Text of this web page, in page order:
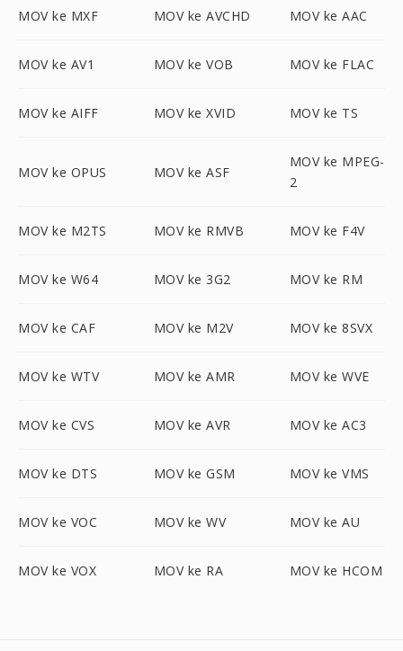
MOV ke MXF MOV ke AVCHD MOV ke AAC
MOV ke AV1 MOV ke VOB MOV ke FLAC
MOV ke AIFF MOV ke XVID MOV ke TS
MOV ke OPUS MOV ke ASF
MOV ke MPEG-
2
MOV ke M2TS MOV ke RMVB MOV ke F4V
MOV ke W64 MOV ke 3G2 MOV ke RM
MOV ke CAF MOV ke M2V MOV ke 8SVX
MOV ke WTV MOV ke AMR MOV ke WVE
MOV ke CVS MOV ke AVR MOV ke AC3
MOV ke DTS MOV ke GSM MOV ke VMS
MOV ke VOC MOV ke WV MOV ke AU
MOV ke VOX MOV ke RA MOV ke HCOM